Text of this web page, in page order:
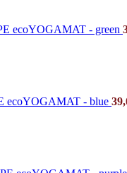
ecoYOGAMAT - green
ecoYOGAMAT - blue